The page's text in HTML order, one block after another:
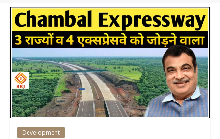
Development